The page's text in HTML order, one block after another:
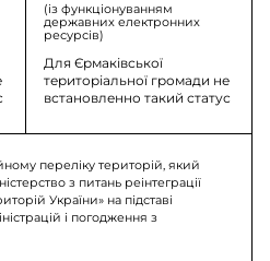
(із функціонуванням
державних електронних
ресурсів)
Для Єрмаківської
територіальної громади не
встановленно такий статус
переліку територій, який
з питань реінтеграції
України» на підставі
і погодження з